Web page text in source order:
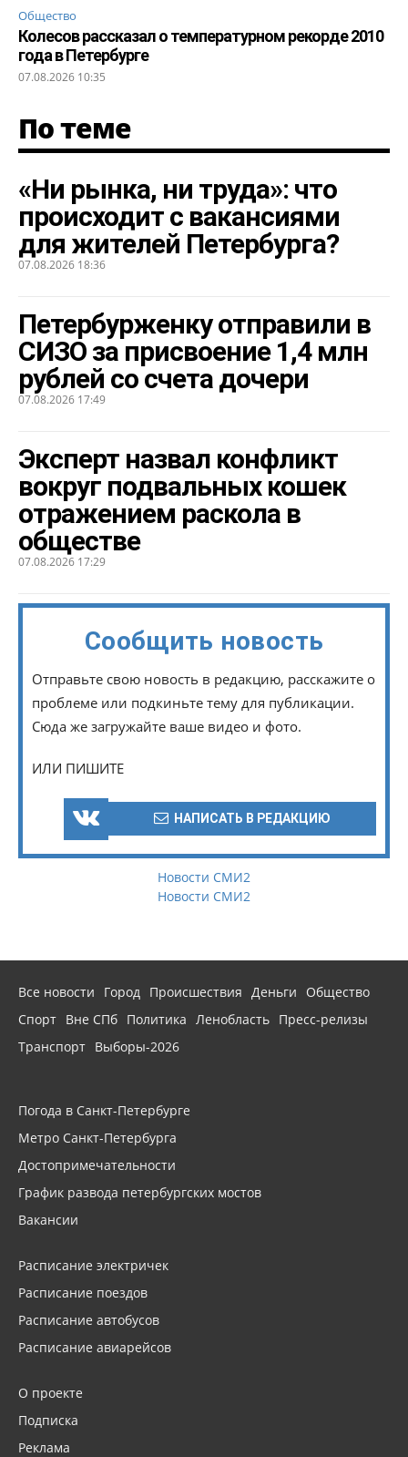
Общество
Колесов рассказал о температурном рекорде 2010
года в Петербурге
07.08.2026 10:35
По теме
«Ни рынка, ни труда»: что
происходит с вакансиями
для жителей Петербурга?
07.08.2026 18:36
Петербурженку отправили в
СИЗО за присвоение 1,4 млн
рублей со счета дочери
07.08.2026 17:49
Эксперт назвал конфликт
вокруг подвальных кошек
отражением раскола в
обществе
07.08.2026 17:29
Сообщить новость
Отправьте свою новость в редакцию, расскажите о
проблеме или подкиньте тему для публикации.
Сюда же загружайте ваше видео и фото.
ИЛИ ПИШИТЕ
НАПИСАТЬ В РЕДАКЦИЮ
Новости СМИ2
Новости СМИ2
Все новости Город Происшествия Деньги
Общество
Спорт Вне СПб Политика Ленобласть Пресс-релизы
Транспорт Выборы-2026
Погода в Санкт-Петербурге
Метро Санкт-Петербурга
Достопримечательности
График развода петербургских мостов
Вакансии
Расписание электричек
Расписание поездов
Расписание автобусов
Расписание авиарейсов
О проекте
Подписка
Реклама